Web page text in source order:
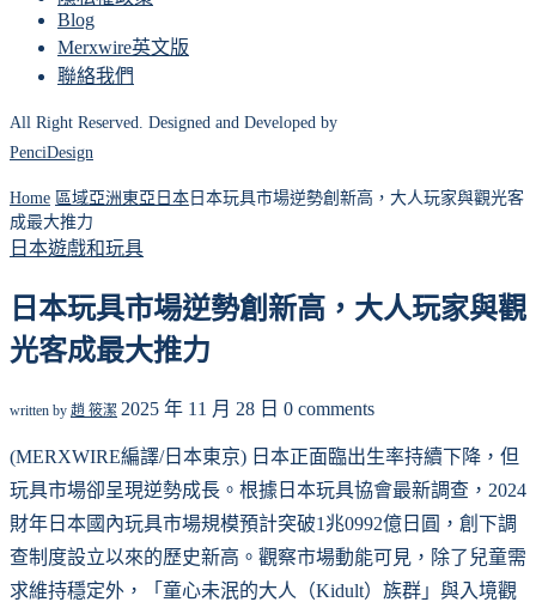
Blog
Merxwire英文版
聯絡我們
All Right Reserved. Designed and Developed by
PenciDesign
Home 區域亞洲 東亞 日本 日本玩具市場逆勢創新高，大人玩家與觀光客
成最大推力
日本遊戲和玩具
日本玩具市場逆勢創新高，大人玩家與觀
光客成最大推力
written by 趙 筱潔 2025 年 11 月 28 日 0 comments
(MERXWIRE編譯/日本東京) 日本正面臨出生率持續下降，但
玩具市場卻呈現逆勢成長。根據日本玩具協會最新調查，2024
財年日本國內玩具市場規模預計突破1兆0992億日圓，創下調
查制度設立以來的歷史新高。觀察市場動能可見，除了兒童需
求維持穩定外，「童心未泯的大人（Kidult）族群」與入境觀